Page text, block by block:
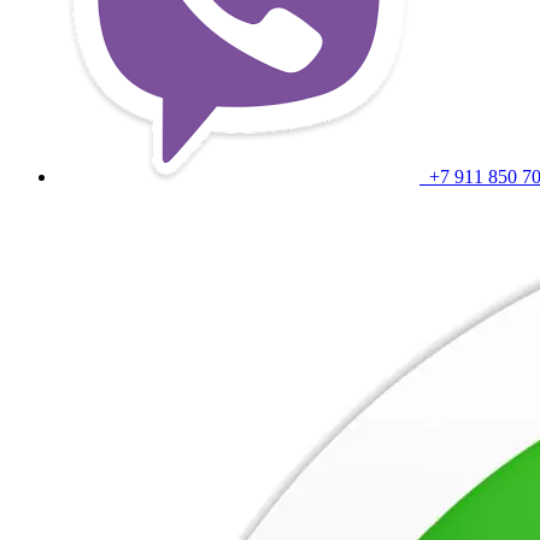
+7 911 850